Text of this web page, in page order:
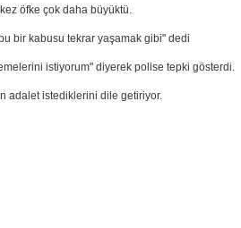
kez öfke çok daha büyüktü.
bir kabusu tekrar yaşamak gibi" dedi
istiyorum" diyerek polise tepki gösterdi.
adalet istediklerini dile getiriyor.